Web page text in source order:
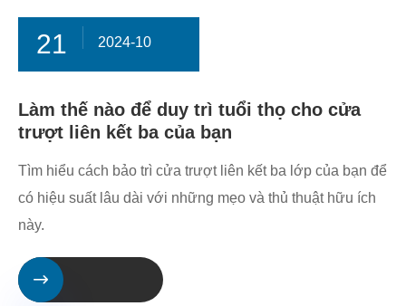
21 2024-10
Làm thế nào để duy trì tuổi thọ cho cửa
trượt liên kết ba của bạn
Tìm hiểu cách bảo trì cửa trượt liên kết ba lớp của bạn để
có hiệu suất lâu dài với những mẹo và thủ thuật hữu ích
này.
